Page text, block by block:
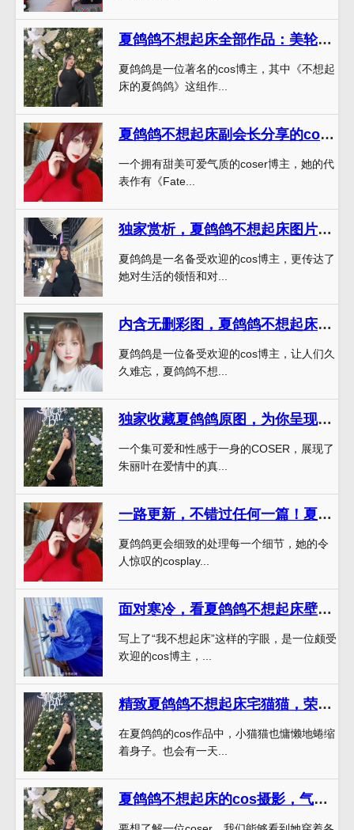
夏鸽鸽不想起床全部作品：美轮美奂的照片让你沉迷
夏鸽鸽是一位著名的cos博主，其中《不想起
床的夏鸽鸽》这组作...
夏鸽鸽不想起床副会长分享的cos照片珍藏，让你无论何时都有优美的陪伴
一个拥有甜美可爱气质的coser博主，她的代
表作有《Fate...
独家赏析，夏鸽鸽不想起床图片网尽显美好意境。
夏鸽鸽是一名备受欢迎的cos博主，更传达了
她对生活的领悟和对...
内含无删彩图，夏鸽鸽不想起床修女的图包让你爱不释手
夏鸽鸽是一位备受欢迎的cos博主，让人们久
久难忘，夏鸽鸽不想...
独家收藏夏鸽鸽原图，为你呈现最新cos图包分享
一个集可爱和性感于一身的COSER，展现了
朱丽叶在爱情中的真...
一路更新，不错过任何一篇！夏鸽鸽不想起床图包
夏鸽鸽更会细致的处理每一个细节，她的令
人惊叹的cosplay...
面对寒冷，看夏鸽鸽不想起床壁纸温暖原图
写上了“我不想起床”这样的字眼，是一位颇受
欢迎的cos博主，...
精致夏鸽鸽不想起床宅猫猫，荣获最佳摄影作品奖
在夏鸽鸽的cos作品中，小猫猫也慵懒地蜷缩
着身子。也会有一天...
夏鸽鸽不想起床的cos摄影，气质出众的模特配上精致服饰，令人心动